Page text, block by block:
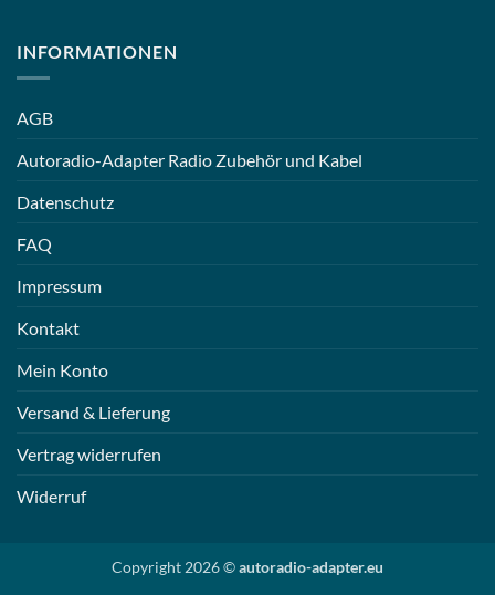
INFORMATIONEN
AGB
Autoradio-Adapter Radio Zubehör und Kabel
Datenschutz
FAQ
Impressum
Kontakt
Mein Konto
Versand & Lieferung
Vertrag widerrufen
Widerruf
Copyright 2026 ©autoradio-adapter.eu